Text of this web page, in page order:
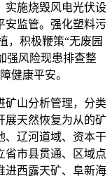
实施烧毁风电光伏设
安监管。强化塑料污
，积极鞭策“无废园
强风险现患排查整
健康平安。
山分析管理，分类
展天然恢复为从的矿
、辽河道域、资本干
省市县贯通、区域点
进西露天矿、阜新海